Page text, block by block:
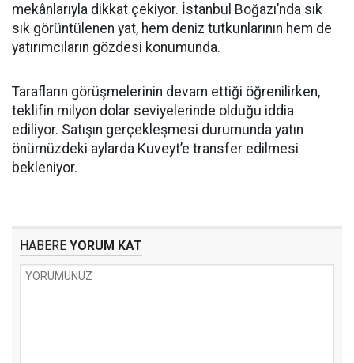
mekânlarıyla dikkat çekiyor. İstanbul Boğazı’nda sık
sık görüntülenen yat, hem deniz tutkunlarının hem de
yatırımcıların gözdesi konumunda.
Tarafların görüşmelerinin devam ettiği öğrenilirken,
teklifin milyon dolar seviyelerinde olduğu iddia
ediliyor. Satışın gerçekleşmesi durumunda yatın
önümüzdeki aylarda Kuveyt’e transfer edilmesi
bekleniyor.
HABERE YORUM KAT